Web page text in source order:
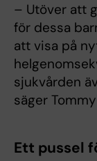
– Utöver att
för dessa
att visa på
sjukvården
säger
Ett pussel